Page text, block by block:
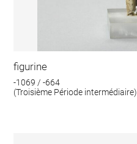
figurine
-1069 / -664
(Troisième Période intermédiaire)